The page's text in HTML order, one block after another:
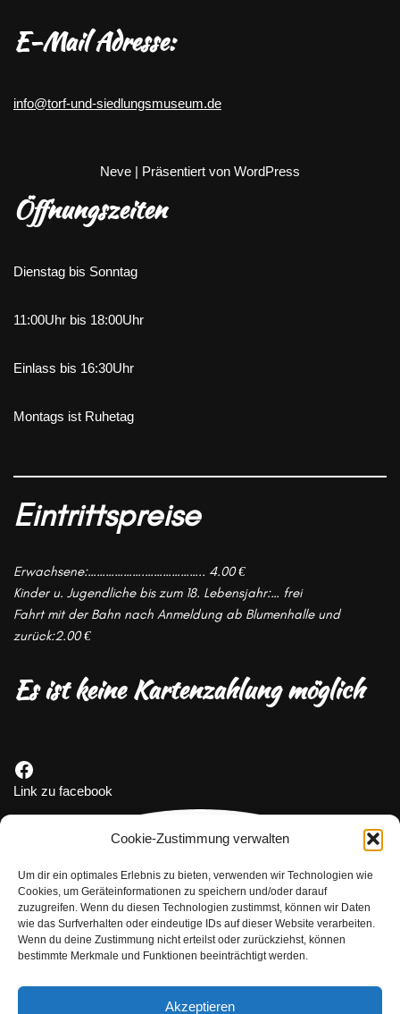
Cookie-Zustimmung verwalten
Um dir ein optimales Erlebnis zu bieten, verwenden wir Technologien wie
Cookies, um Geräteinformationen zu speichern und/oder darauf
zuzugreifen. Wenn du diesen Technologien zustimmst, können wir Daten
wie das Surfverhalten oder eindeutige IDs auf dieser Website verarbeiten.
Wenn du deine Zustimmung nicht erteilst oder zurückziehst, können
bestimmte Merkmale und Funktionen beeinträchtigt werden.
Akzeptieren
E-Mail Adresse:
info@torf-und-siedlungsmuseum.de
Neve | Präsentiert von WordPress
Öffnungszeiten
Dienstag bis Sonntag
11:00Uhr bis 18:00Uhr
Einlass bis 16:30Uhr
Montags ist Ruhetag
Eintrittspreise
Erwachsene:……………….……………….. 4.00 €
Kinder u. Jugendliche bis zum 18. Lebensjahr:… frei
Fahrt mit der Bahn nach Anmeldung ab Blumenhalle und
zurück:2.00 €
Es ist keine Kartenzahlung möglich
Link zu facebook